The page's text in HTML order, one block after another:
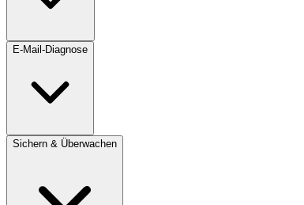
E-Mail-Diagnose
Sichern & Überwachen